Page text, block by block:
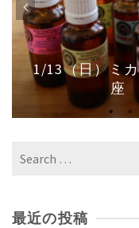
1/13（日）ミ
座
Search
最近の投稿